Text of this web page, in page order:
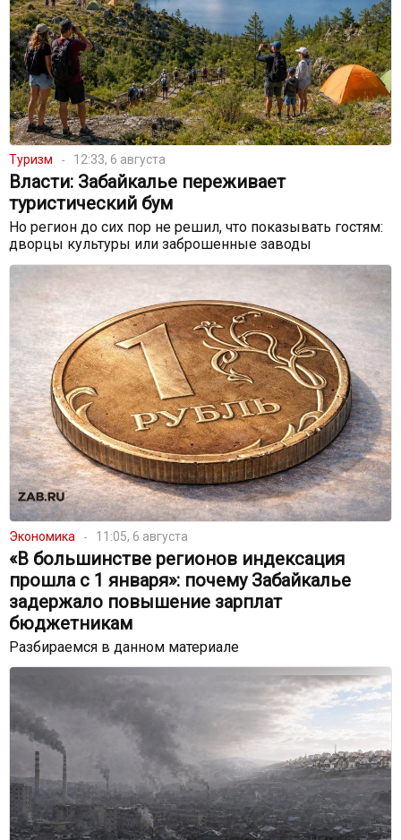
Туризм 12:33, 6 августа
Власти: Забайкалье переживает
туристический бум
Но регион до сих пор не решил, что показывать гостям:
дворцы культуры или заброшенные заводы
Экономика 11:05, 6 августа
«В большинстве регионов индексация
прошла с 1 января»: почему Забайкалье
задержало повышение зарплат
бюджетникам
Разбираемся в данном материале